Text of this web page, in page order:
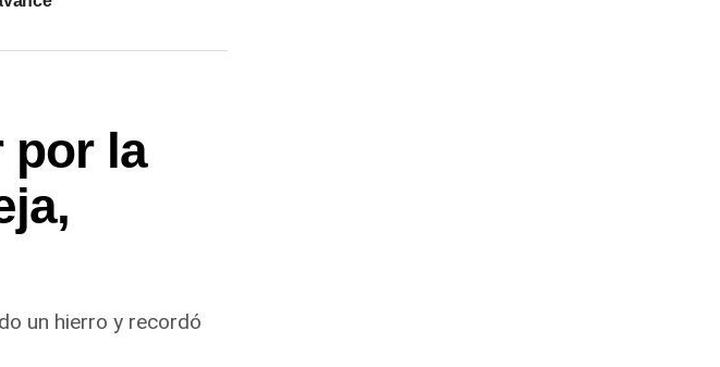
por la
un hierro y recordó